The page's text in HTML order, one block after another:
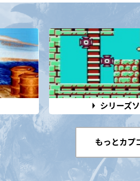
シリーズ
もっとカプ